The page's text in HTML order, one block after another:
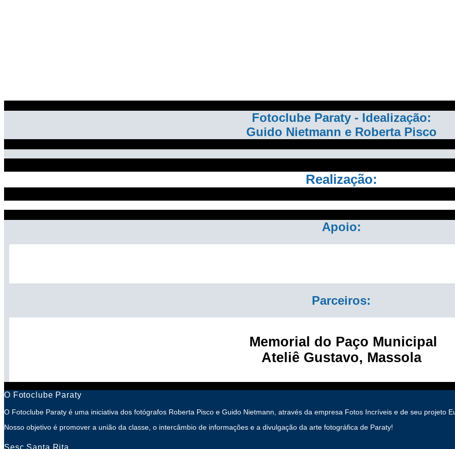
Fotoclube Paraty - Idealização:
Guido Nietmann e Roberta Pisco
Realização:
Apoio:
Parceiros:
Memorial do Paço Municipal
Ateliê Gustavo, Massola
O Fotoclube Paraty
O Fotoclube Paraty é uma iniciativa dos fotógrafos Roberta Pisco e Guido Nietmann, através da empresa Fotos Incríveis e de seu projeto
Nosso objetivo é promover a união da classe, o intercâmbio de informações e a divulgação da arte fotográfica de Paraty!
Sesc Santa Rita